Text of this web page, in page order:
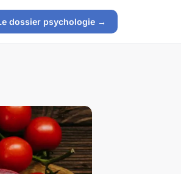
dossier psychologie →